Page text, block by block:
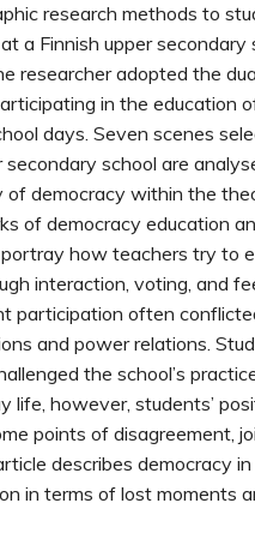
research methods to
a Finnish upper secondary
researcher adopted the
in the education
days. Seven scenes
school are
of democracy within the
of democracy education
how teachers try to
interaction, voting, and
participation often
and power relations.
the school’s
life, however, students’
points of disagreement,
describes democracy in
in terms of lost moments